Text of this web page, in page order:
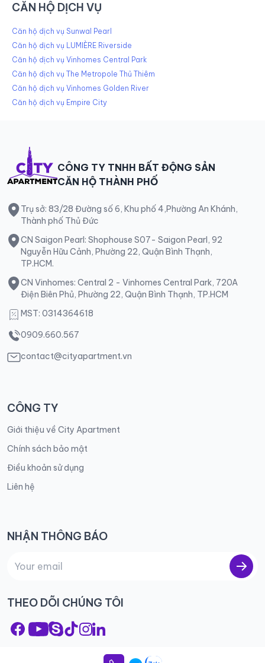
CĂN HỘ DỊCH VỤ
Căn hộ dịch vụ Sunwal Pearl
Căn hộ dịch vụ LUMIÈRE Riverside
Căn hộ dịch vụ Vinhomes Central Park
Căn hộ dịch vụ The Metropole Thủ Thiêm
Căn hộ dịch vụ Vinhomes Golden River
Căn hộ dịch vụ Empire City
CÔNG TY TNHH BẤT ĐỘNG SẢN
CĂN HỘ THÀNH PHỐ
Trụ sở: 83/28 Đường số 6, Khu phố 4,Phường An Khánh,
Thành phố Thủ Đức
CN Saigon Pearl: Shophouse S07- Saigon Pearl, 92
Nguyễn Hữu Cảnh, Phường 22, Quận Bình Thạnh,
TP.HCM.
CN Vinhomes: Central 2 - Vinhomes Central Park, 720A
Điện Biên Phủ, Phường 22, Quận Bình Thạnh, TP.HCM
MST: 0314364618
0909.660.567
contact@cityapartment.vn
CÔNG TY
Giới thiệu về City Apartment
Chính sách bảo mật
Điều khoản sử dụng
Liên hệ
NHẬN THÔNG BÁO
THEO DÕI CHÚNG TÔI